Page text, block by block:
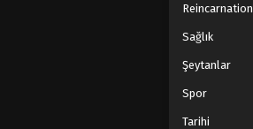
Reincarnation
Sağlık
Şeytanlar
Spor
Tarihi